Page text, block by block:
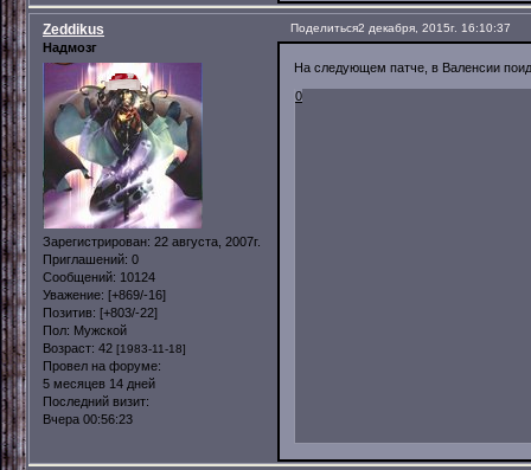
Поделиться2 декабря, 2015г. 16:10:37
Zeddikus
Надмозг
Зарегистрирован: 22 августа, 2007г.
Приглашений: 0
Сообщений: 10124
Уважение: [+869/-16]
Позитив: [+803/-22]
Пол: Мужской
Возраст: 42 [1983-11-18]
Провел на форуме:
5 месяцев 14 дней
Последний визит:
Вчера 00:56:23
На следующем патче, в Валенсии
0